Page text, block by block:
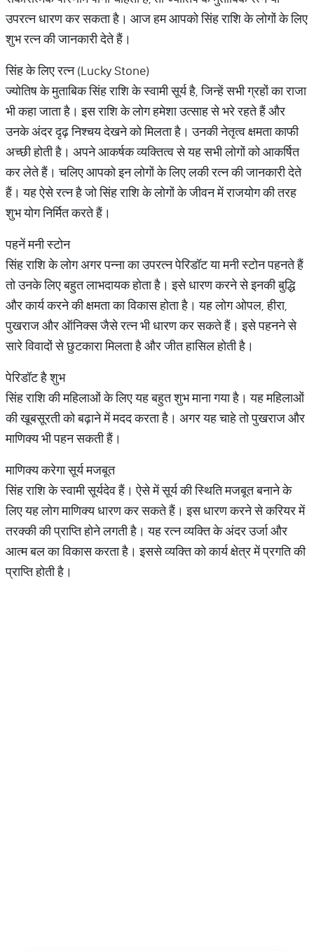
उपरत्न धारण कर सकता है। आज हम आपको सिंह राशि के लोगों के लिए
शुभ रत्न की जानकारी देते हैं।
सिंह के लिए रत्न (Lucky Stone)
ज्योतिष के मुताबिक सिंह राशि के स्वामी सूर्य है, जिन्हें सभी ग्रहों का राजा
भी कहा जाता है। इस राशि के लोग हमेशा उत्साह से भरे रहते हैं और
उनके अंदर दृढ़ निश्चय देखने को मिलता है। उनकी नेतृत्व क्षमता काफी
अच्छी होती है। अपने आकर्षक व्यक्तित्व से यह सभी लोगों को आकर्षित
कर लेते हैं। चलिए आपको इन लोगों के लिए लकी रत्न की जानकारी देते
हैं। यह ऐसे रत्न है जो सिंह राशि के लोगों के जीवन में राजयोग की तरह
शुभ योग निर्मित करते हैं।
पहनें मनी स्टोन
सिंह राशि के लोग अगर पन्ना का उपरत्न पेरिडॉट या मनी स्टोन पहनते हैं
तो उनके लिए बहुत लाभदायक होता है। इसे धारण करने से इनकी बुद्धि
और कार्य करने की क्षमता का विकास होता है। यह लोग ओपल, हीरा,
पुखराज और ऑनिक्स जैसे रत्न भी धारण कर सकते हैं। इसे पहनने से
सारे विवादों से छुटकारा मिलता है और जीत हासिल होती है।
पेरिडॉट है शुभ
सिंह राशि की महिलाओं के लिए यह बहुत शुभ माना गया है। यह महिलाओं
की खूबसूरती को बढ़ाने में मदद करता है। अगर यह चाहे तो पुखराज और
माणिक्य भी पहन सकती हैं।
माणिक्य करेगा सूर्य मजबूत
सिंह राशि के स्वामी सूर्यदेव हैं। ऐसे में सूर्य की स्थिति मजबूत बनाने के
लिए यह लोग माणिक्य धारण कर सकते हैं। इस धारण करने से करियर में
तरक्की की प्राप्ति होने लगती है। यह रत्न व्यक्ति के अंदर उर्जा और
आत्म बल का विकास करता है। इससे व्यक्ति को कार्य क्षेत्र में प्रगति की
प्राप्ति होती है।